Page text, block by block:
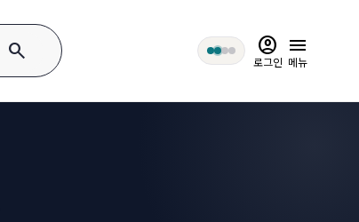
search account_circle
로그인
menu
메뉴